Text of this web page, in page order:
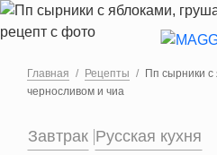
Перейти к основному
Главная Рецепты
Пп сырники с
черносливом и чиа
Завтрак Русская кухня